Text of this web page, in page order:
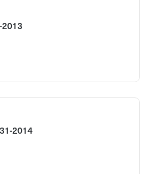
2013
2014